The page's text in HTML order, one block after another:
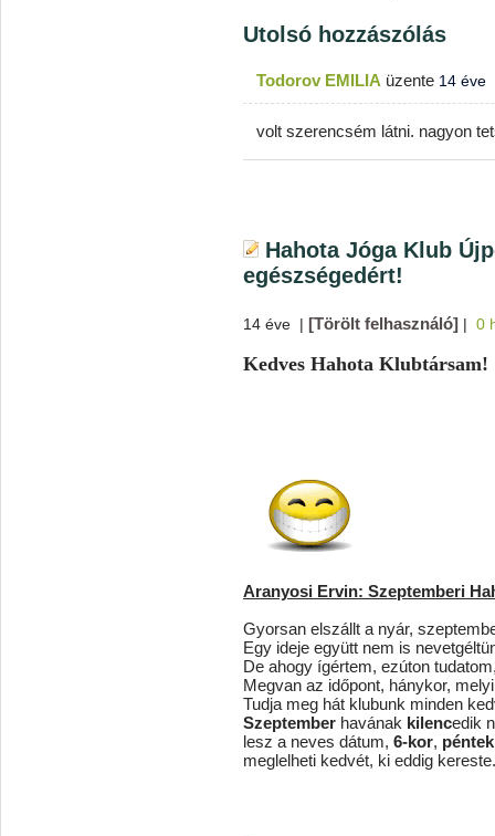
Utolsó hozzászólás
Todorov EMILIA üzente 14 éve
volt szerencsém látni. nagyon
Hahota Jóga Klub
egészségedért!
14 éve | [Törölt felhasználó] | 0
Kedves Hahota Klubtársam!
Aranyosi Ervin: Szeptemberi
Gyorsan elszállt a nyár,
Egy ideje együtt nem is
De ahogy ígértem, ezúton
Megvan az időpont, hánykor,
Tudja meg hát klubunk minden
Szeptember havának kilencedik
lesz a neves dátum, 6-kor,
meglelheti kedvét, ki eddig kereste.